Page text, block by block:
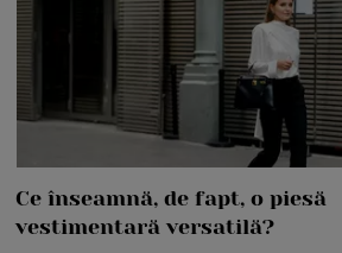
Ce înseamnă, de fapt, o piesă
vestimentară versatilă?